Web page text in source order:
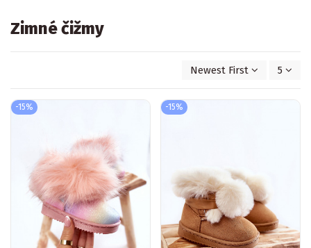
Zimné čižmy
Newest First 5
-15% -15%